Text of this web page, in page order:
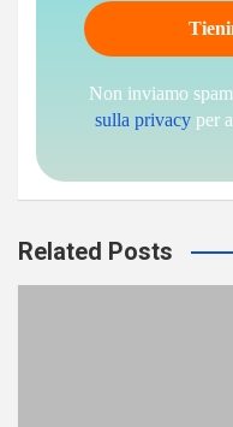
Non inviamo
sulla privacy per
Related Posts